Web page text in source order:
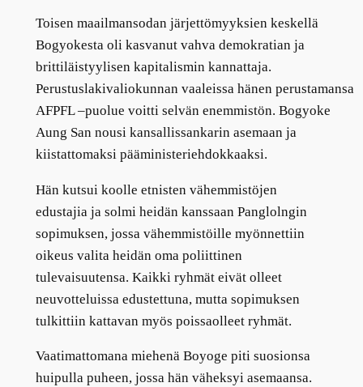
Toisen maailmansodan järjettömyyksien keskellä
Bogyokesta oli kasvanut vahva demokratian ja
brittiläistyylisen kapitalismin kannattaja.
Perustuslakivaliokunnan vaaleissa hänen perustamansa
AFPFL –puolue voitti selvän enemmistön. Bogyoke
Aung San nousi kansallissankarin asemaan ja
kiistattomaksi pääministeriehdokkaaksi.
Hän kutsui koolle etnisten vähemmistöjen
edustajia ja solmi heidän kanssaan Panglolngin
sopimuksen, jossa vähemmistöille myönnettiin
oikeus valita heidän oma poliittinen
tulevaisuutensa. Kaikki ryhmät eivät olleet
neuvotteluissa edustettuna, mutta sopimuksen
tulkittiin kattavan myös poissaolleet ryhmät.
Vaatimattomana miehenä Boyoge piti suosionsa
huipulla puheen, jossa hän väheksyi asemaansa.